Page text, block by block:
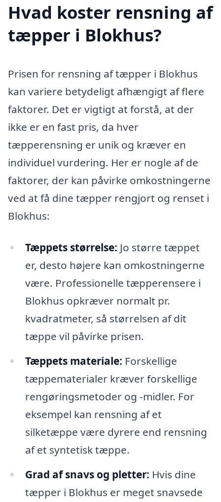
Hvad koster rensning af
tæpper i Blokhus?
Prisen for rensning af tæpper i Blokhus
kan variere betydeligt afhængigt af flere
faktorer. Det er vigtigt at forstå, at der
ikke er en fast pris, da hver
tæpperensning er unik og kræver en
individuel vurdering. Her er nogle af de
faktorer, der kan påvirke omkostningerne
ved at få dine tæpper rengjort og renset i
Blokhus:
Tæppets størrelse: Jo større tæppet
er, desto højere kan omkostningerne
være. Professionelle tæpperensere i
Blokhus opkræver normalt pr.
kvadratmeter, så størrelsen af dit
tæppe vil påvirke prisen.
Tæppets materiale: Forskellige
tæppematerialer kræver forskellige
rengøringsmetoder og -midler. For
eksempel kan rensning af et
silketæppe være dyrere end rensning
af et syntetisk tæppe.
Grad af snavs og pletter: Hvis dine
tæpper i Blokhus er meget snavsede